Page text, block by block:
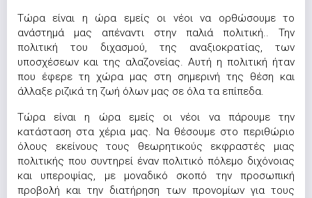
Τώρα είναι η ώρα εμείς οι νέοι να ορθώσουμε το
ανάστημά μας απέναντι στην παλιά πολιτική.. Την
πολιτική του διχασμού, της αναξιοκρατίας, των
υποσχέσεων και της αλαζονείας. Αυτή η πολιτική ήταν
που έφερε τη χώρα μας στη σημερινή της θέση και
άλλαξε ριζικά τη ζωή όλων μας σε όλα τα επίπεδα.
Τώρα είναι η ώρα εμείς οι νέοι να πάρουμε την
κατάσταση στα χέρια μας. Να θέσουμε στο περιθώριο
όλους εκείνους τους θεωρητικούς εκφραστές μιας
πολιτικής που συντηρεί έναν πολιτικό πόλεμο διχόνοιας
και υπεροψίας, με μοναδικό σκοπό την προσωπική
προβολή και την διατήρηση των προνομίων για τους